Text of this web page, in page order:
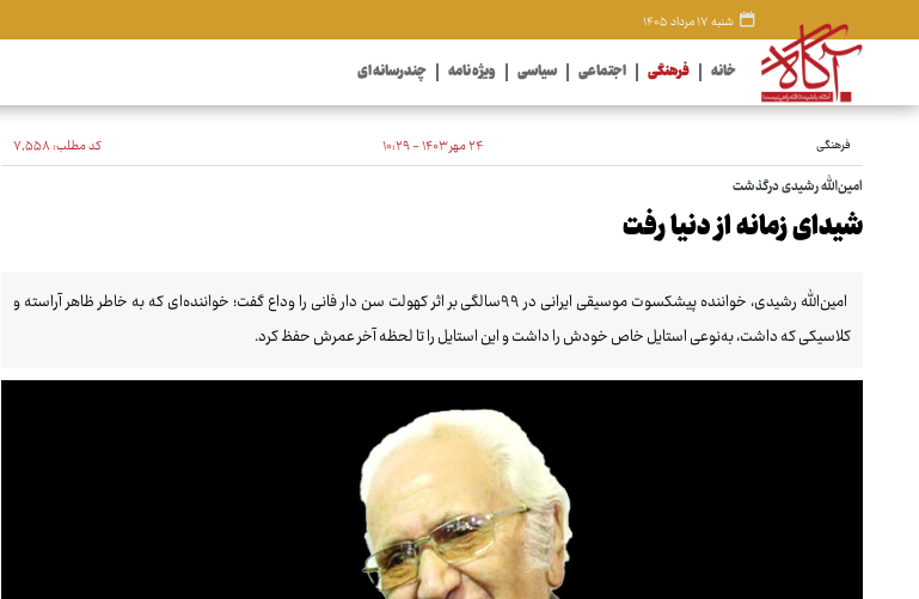
شنبه ۱۷ مرداد ۱۴۰۵
خانه فرهنگی اجتماعی سیاسی ویژه نامه چندرسانه ای
فرهنگی ۲۴ مهر ۱۴۰۳ - ۱۰:۲۹ کد مطلب:۷٬۵۵۸
امین‌الله رشیدی درگذشت
شیدای زمانه از دنیا رفت
امین‌الله رشیدی، خواننده پیشکسوت موسیقی ایرانی در ۹۹سالگی بر اثر کهولت سن دار فانی را وداع گفت؛ خواننده‌ای که به خاطر ظاهر آراسته و
کلاسیکی که داشت، به‌نوعی استایل خاص خودش را داشت و این استایل را تا لحظه آخر عمرش حفظ کرد.